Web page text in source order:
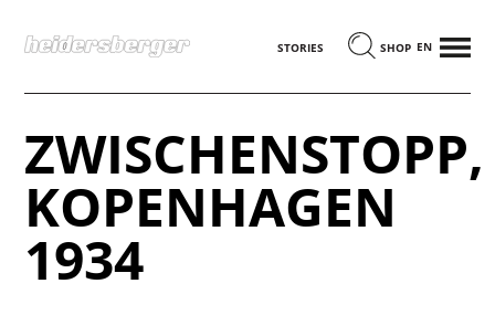
STORIES SHOP ENGLISCH
MENÜ
ZWISCHENSTOPP,
KOPENHAGEN
1934